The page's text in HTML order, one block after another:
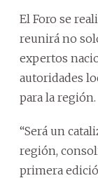
El Foro se
reunirá no
expertos
autoridades
para la región.
“Será un
región,
primera